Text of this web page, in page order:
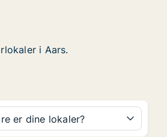
i Aars.
er dine lokaler?